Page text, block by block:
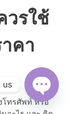
วรใช้
คา
โทรศัพท์ หรือ
us
Open
chaty